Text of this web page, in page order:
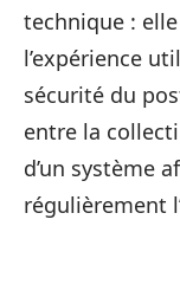
technique :
l’expérience
sécurité du
entre la
d’un système
régulièrement